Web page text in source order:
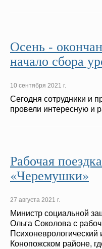
Осень -
начало сбора
10 сентября 2021 г.
Сегодня сотрудники и
провели интересную и
Рабочая
«Черемушки»
27 августа 2021 г.
Министр социальной
Ольга Соколова с
Конопожском районе,